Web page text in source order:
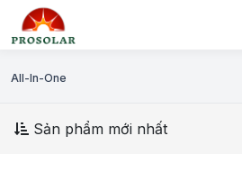
All-In-One
Sản phẩm mới nhất